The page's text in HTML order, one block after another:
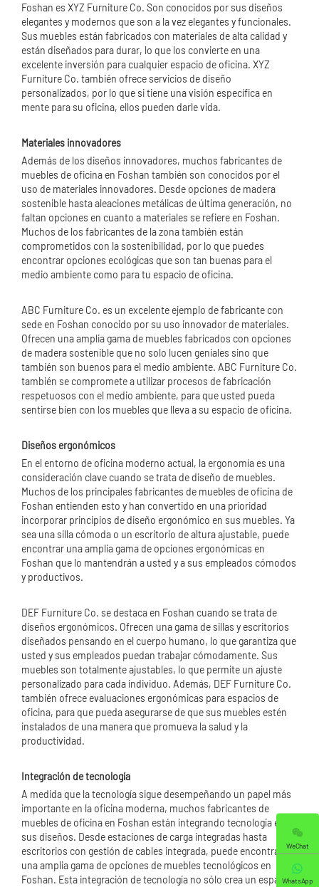
Foshan es XYZ Furniture Co. Son conocidos por sus diseños
elegantes y modernos que son a la vez elegantes y funcionales.
Sus muebles están fabricados con materiales de alta calidad y
están diseñados para durar, lo que los convierte en una
excelente inversión para cualquier espacio de oficina. XYZ
Furniture Co. también ofrece servicios de diseño
personalizados, por lo que si tiene una visión específica en
mente para su oficina, ellos pueden darle vida.
Materiales innovadores
Además de los diseños innovadores, muchos fabricantes de
muebles de oficina en Foshan también son conocidos por el
uso de materiales innovadores. Desde opciones de madera
sostenible hasta aleaciones metálicas de última generación, no
faltan opciones en cuanto a materiales se refiere en Foshan.
Muchos de los fabricantes de la zona también están
comprometidos con la sostenibilidad, por lo que puedes
encontrar opciones ecológicas que son tan buenas para el
medio ambiente como para tu espacio de oficina.
ABC Furniture Co. es un excelente ejemplo de fabricante con
sede en Foshan conocido por su uso innovador de materiales.
Ofrecen una amplia gama de muebles fabricados con opciones
de madera sostenible que no solo lucen geniales sino que
también son buenos para el medio ambiente. ABC Furniture Co.
también se compromete a utilizar procesos de fabricación
respetuosos con el medio ambiente, para que usted pueda
sentirse bien con los muebles que lleva a su espacio de oficina.
Diseños ergonómicos
En el entorno de oficina moderno actual, la ergonomía es una
consideración clave cuando se trata de diseño de muebles.
Muchos de los principales fabricantes de muebles de oficina de
Foshan entienden esto y han convertido en una prioridad
incorporar principios de diseño ergonómico en sus muebles. Ya
sea una silla cómoda o un escritorio de altura ajustable, puede
encontrar una amplia gama de opciones ergonómicas en
Foshan que lo mantendrán a usted y a sus empleados cómodos
y productivos.
DEF Furniture Co. se destaca en Foshan cuando se trata de
diseños ergonómicos. Ofrecen una gama de sillas y escritorios
diseñados pensando en el cuerpo humano, lo que garantiza que
usted y sus empleados puedan trabajar cómodamente. Sus
muebles son totalmente ajustables, lo que permite un ajuste
personalizado para cada individuo. Además, DEF Furniture Co.
también ofrece evaluaciones ergonómicas para espacios de
oficina, para que pueda asegurarse de que sus muebles estén
instalados de una manera que promueva la salud y la
productividad.
Integración de tecnología
A medida que la tecnología sigue desempeñando un papel más
importante en la oficina moderna, muchos fabricantes de
muebles de oficina en Foshan están integrando tecnología en
sus diseños. Desde estaciones de carga integradas hasta
escritorios con gestión de cables integrada, puede encontrar
una amplia gama de opciones de muebles tecnológicos en
Foshan. Esta integración de tecnología no sólo crea un espacio
WeChat
WhatsApp